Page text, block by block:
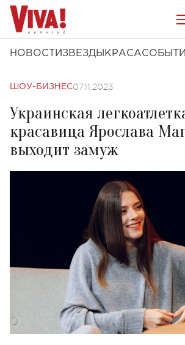
НОВОСТИ ЗВЕЗДЫ КРАСА
ШОУ-БИЗНЕС07.11.2023
Украинская
красавица Ярослава
выходит замуж